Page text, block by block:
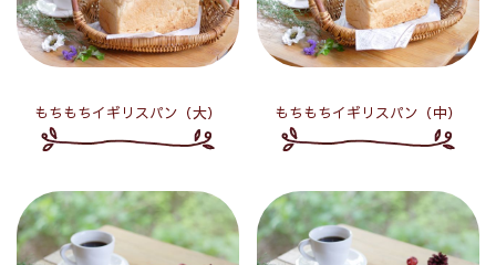
もちもちイギリスパン（大） もちもちイギリスパン（中）